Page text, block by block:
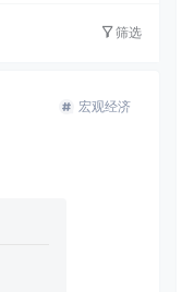
筛选
宏观经济